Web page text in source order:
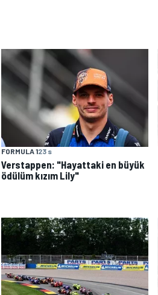
FORMULA 123 s
Verstappen: "Hayattaki en büyük
ödülüm kızım Lily"